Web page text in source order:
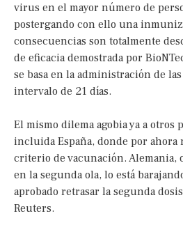
virus en el mayor número de
postergando con ello una
consecuencias son totalmente
de eficacia demostrada por
se basa en la administración de
intervalo de 21 días.
El mismo dilema agobia ya a otros
incluida España, donde por ahora
criterio de vacunación. Alemania,
en la segunda ola, lo está
aprobado retrasar la segunda
Reuters.